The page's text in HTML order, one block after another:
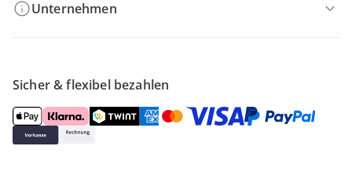
Unternehmen
Sicher & flexibel bezahlen